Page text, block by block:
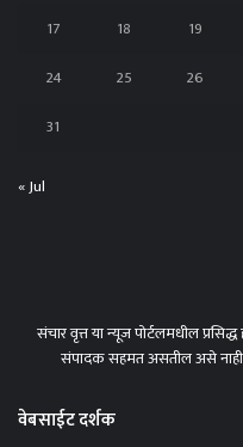
17
18 19
24
25 26
31
« Jul
संचार वृत्त या न्यूज पोर्टलमधील
संपादक सहमत असतील असे
वेबसाईट दर्शक